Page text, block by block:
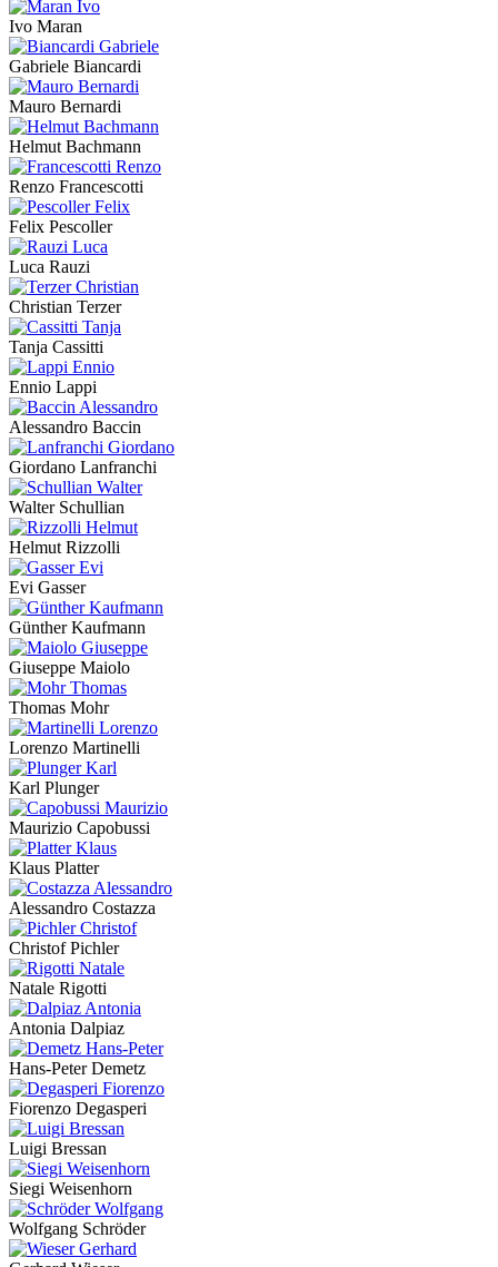
Ivo Maran
Gabriele Biancardi
Mauro Bernardi
Helmut Bachmann
Renzo Francescotti
Felix Pescoller
Luca Rauzi
Christian Terzer
Tanja Cassitti
Ennio Lappi
Alessandro Baccin
Giordano Lanfranchi
Walter Schullian
Helmut Rizzolli
Evi Gasser
Günther Kaufmann
Giuseppe Maiolo
Thomas Mohr
Lorenzo Martinelli
Karl Plunger
Maurizio Capobussi
Klaus Platter
Alessandro Costazza
Christof Pichler
Natale Rigotti
Antonia Dalpiaz
Hans-Peter Demetz
Fiorenzo Degasperi
Luigi Bressan
Siegi Weisenhorn
Wolfgang Schröder